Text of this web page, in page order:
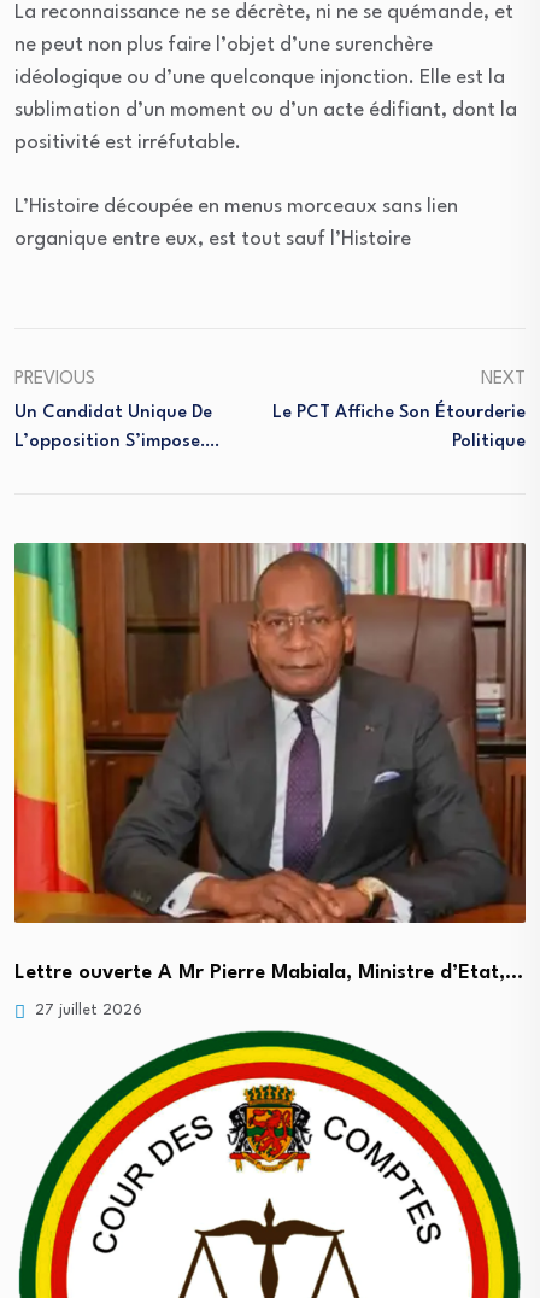
La reconnaissance ne se décrète, ni ne se quémande, et
ne peut non plus faire l’objet d’une surenchère
idéologique ou d’une quelconque injonction. Elle est la
sublimation d’un moment ou d’un acte édifiant, dont la
positivité est irréfutable.
L’Histoire découpée en menus morceaux sans lien
organique entre eux, est tout sauf l’Histoire
PREVIOUS
Un Candidat Unique De
L’opposition S’impose….
NEXT
Le PCT Affiche Son Étourderie
Politique
Lettre ouverte A Mr Pierre Mabiala, Ministre d’Etat,…
27 juillet 2026